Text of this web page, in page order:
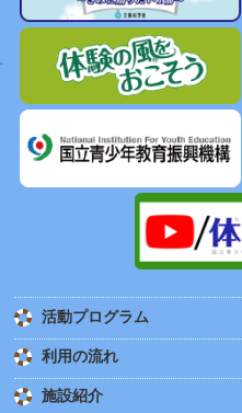
活動プログラム
利用の流れ
施設紹介